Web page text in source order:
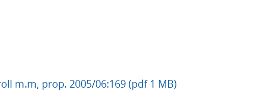
m.m, prop. 2005/06:169 (pdf 1 MB)